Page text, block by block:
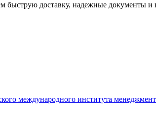
доставку, надежные документы и
международного института